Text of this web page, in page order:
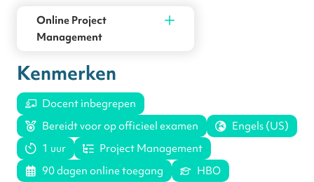
Online Project
Management
Kenmerken
Docent inbegrepen
Bereidt voor op officieel examen
Engels (US)
1 uur
Project Management
90 dagen online toegang
HBO